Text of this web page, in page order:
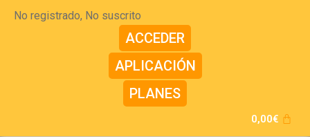
No registrado, No suscrito
ACCEDER
APLICACIÓN
PLANES
0,00€